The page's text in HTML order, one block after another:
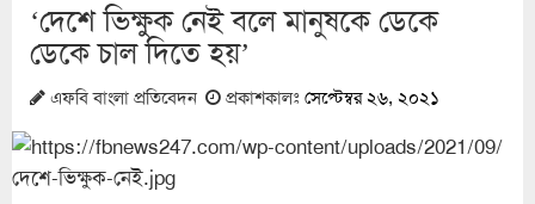
‘দেশে ভিক্ষুক নেই বলে মানুষকে ডেকে
ডেকে চাল দিতে হয়’
এফবি বাংলা প্রতিবেদন প্রকাশকালঃ সেপ্টেম্বর ২৬, ২০২১